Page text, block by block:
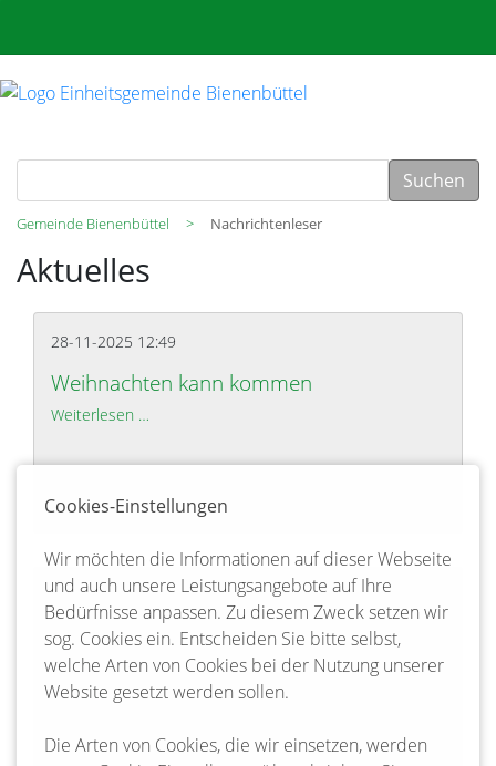
Suchen
Gemeinde Bienenbüttel Nachrichtenleser
Aktuelles
28-11-2025 12:49
Weihnachten kann kommen
Weiterlesen …
27-11-2025 14:14
Wertstoffhof in Oldenstadt am 3.
Dezember geschlossen
Weiterlesen …Wertstoffhof in Oldenstadt am 3. Dezember
Cookies-Einstellungen
Wir möchten die Informationen auf dieser Webseite
und auch unsere Leistungsangebote auf Ihre
Bedürfnisse anpassen. Zu diesem Zweck setzen wir
sog. Cookies ein. Entscheiden Sie bitte selbst,
welche Arten von Cookies bei der Nutzung unserer
Website gesetzt werden sollen.
Die Arten von Cookies, die wir einsetzen, werden